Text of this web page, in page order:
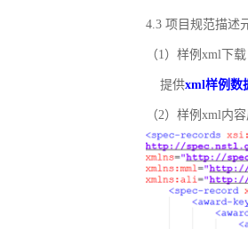
4.3 项目规范描述
（1）样例xml下载
提供xml样例数
（2）样例xml内